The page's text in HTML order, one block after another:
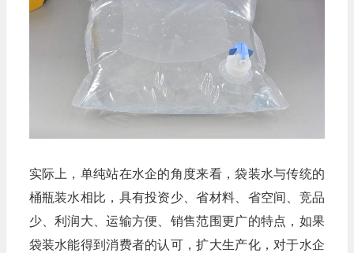
实际上，单纯站在水企的角度来看，袋装水与传统的
桶瓶装水相比，具有投资少、省材料、省空间、竞品
少、利润大、运输方便、销售范围更广的特点，如果
袋装水能得到消费者的认可，扩大生产化，对于水企